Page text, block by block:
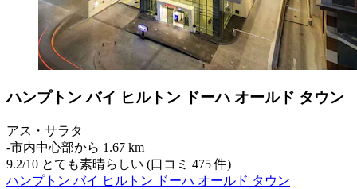
ハンプトン バイ ヒルトン ドーハ オールド タウン
アス・サラタ
‐市内中心部から 1.67 km
9.2/10 とても素晴らしい (口コミ 475 件)
ハンプトン バイ ヒルトン ドーハ オールド タウン